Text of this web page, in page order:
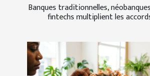
Banques traditionnelles,
fintechs multiplient les